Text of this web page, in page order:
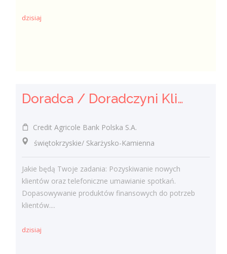
dzisiaj
Doradca / Doradczyni Klienta
Credit Agricole Bank Polska S.A.
świętokrzyskie/ Skarżysko-Kamienna
Jakie będą Twoje zadania: Pozyskiwanie nowych
klientów oraz telefoniczne umawianie spotkań.
Dopasowywanie produktów finansowych do potrzeb
klientów....
dzisiaj